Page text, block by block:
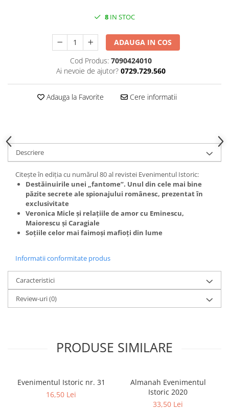
Spiritualitate/Ezoterism
Capital
Evenimentul Istoric
Evenimentul istoric - editii
electronice
8 IN STOC
ADAUGA IN COS
Cod Produs: 7090424010
Ai nevoie de ajutor? 0729.729.560
Adauga la Favorite Cere informatii
Descriere
Citește în ediția cu numărul 80 al revistei Evenimentul Istoric:
Destăinuirile unei „fantome”. Unul din cele mai bine
păzite secrete ale spionajului românesc, prezentat în
exclusivitate
Veronica Micle și relațiile de amor cu Eminescu,
Maiorescu și Caragiale
Soțiile celor mai faimoși mafioți din lume
Informatii conformitate produs
Caracteristici
Review-uri(0)
PRODUSE SIMILARE
Evenimentul Istoric nr. 31
16,50 Lei
Almanah Evenimentul
Istoric 2020
33,50 Lei